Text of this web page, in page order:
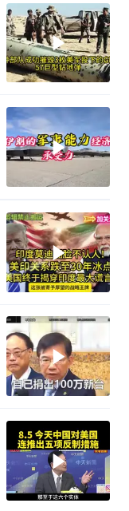
如何把百年大党建设得更加坚强有力？